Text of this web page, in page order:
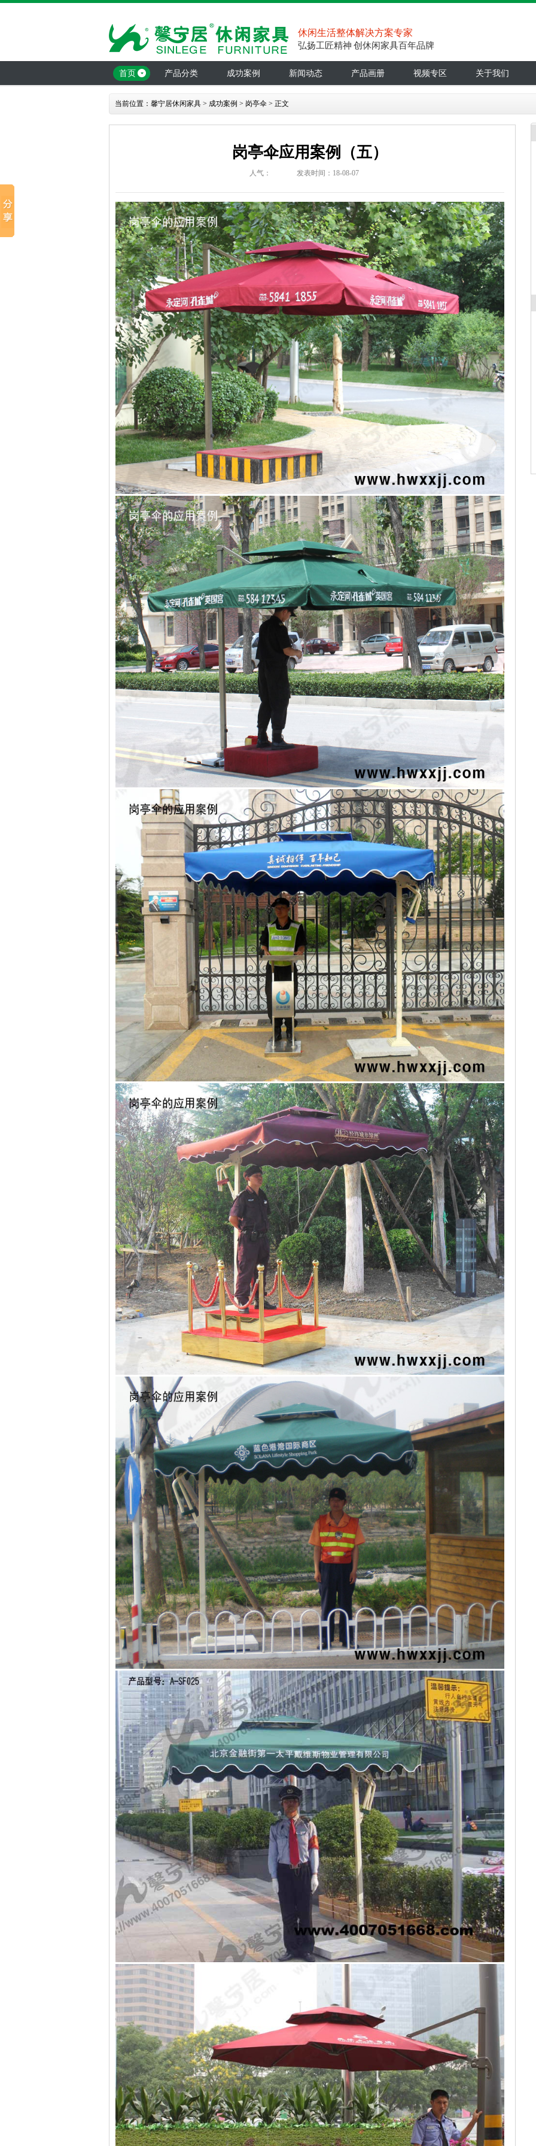
休闲生活整体解决方案专家
弘扬工匠精神 创休闲家具百年品牌
首页 产品分类 成功案例 新闻动态 产品画册 视频专区 关于我们
当前位置： 馨宁居休闲家具 > 成功案例 > 岗亭伞 > 正文
岗亭伞应用案例（五）
人气： 发表时间：18-08-07